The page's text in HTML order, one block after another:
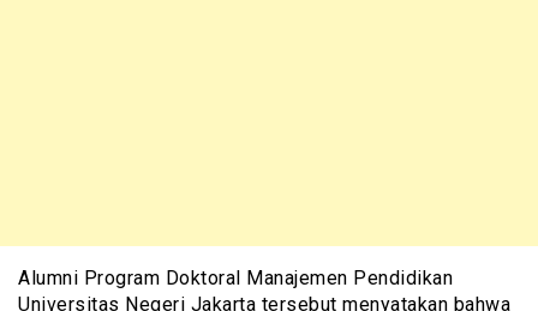
Alumni Program Doktoral Manajemen Pendidikan
Universitas Negeri Jakarta tersebut menyatakan bahwa